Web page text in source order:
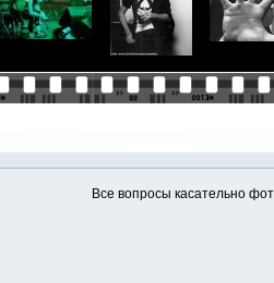
Все вопросы касательно